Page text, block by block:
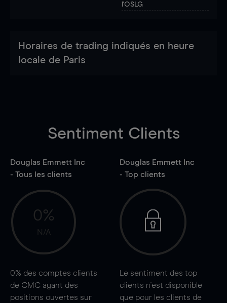
l'OSLG
Horaires de trading indiqués en heure
locale de Paris
Sentiment Clients
Douglas Emmett Inc
- Tous les clients
0%
N/A
0% des comptes clients
de CMC ayant des
positions ouvertes sur
Douglas Emmett Inc
- Top clients
Le sentiment des top
clients n'est disponible
que pour les clients de